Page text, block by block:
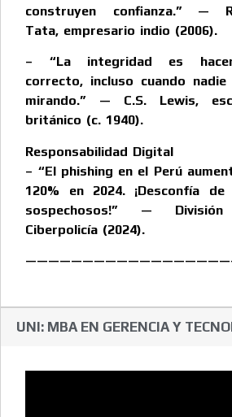
construyen confianza.” —
Tata, empresario indio (2006).
– “La integridad es
correcto, incluso cuando
mirando.” — C.S. Lewis,
británico (c. 1940).
Responsabilidad Digital
– “El phishing en el Perú
120% en 2024. ¡Desconfía de
sospechosos!” —
Ciberpolicía (2024).
UNI: MBA EN GERENCIA Y